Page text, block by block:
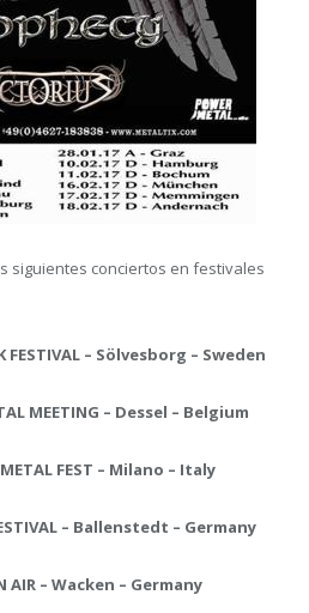
siguientes conciertos en festivales
FESTIVAL – Sölvesborg – Sweden
MEETING – Dessel – Belgium
METAL FEST – Milano – Italy
– Ballenstedt – Germany
AIR – Wacken – Germany